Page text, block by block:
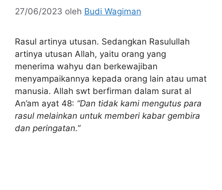
27/06/2023 oleh Budi Wagiman
Rasul artinya utusan. Sedangkan Rasulullah
artinya utusan Allah, yaitu orang yang
menerima wahyu dan berkewajiban
menyampaikannya kepada orang lain atau umat
manusia. Allah swt berfirman dalam surat al
An’am ayat 48: “Dan tidak kami mengutus para
rasul melainkan untuk memberi kabar gembira
dan peringatan.”